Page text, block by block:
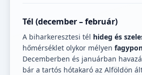
Tél (december – február)
A biharkeresztesi tél hideg és
hőmérséklet olykor mélyen
Decemberben és januárban
bár a tartós hótakaró az Alföldön